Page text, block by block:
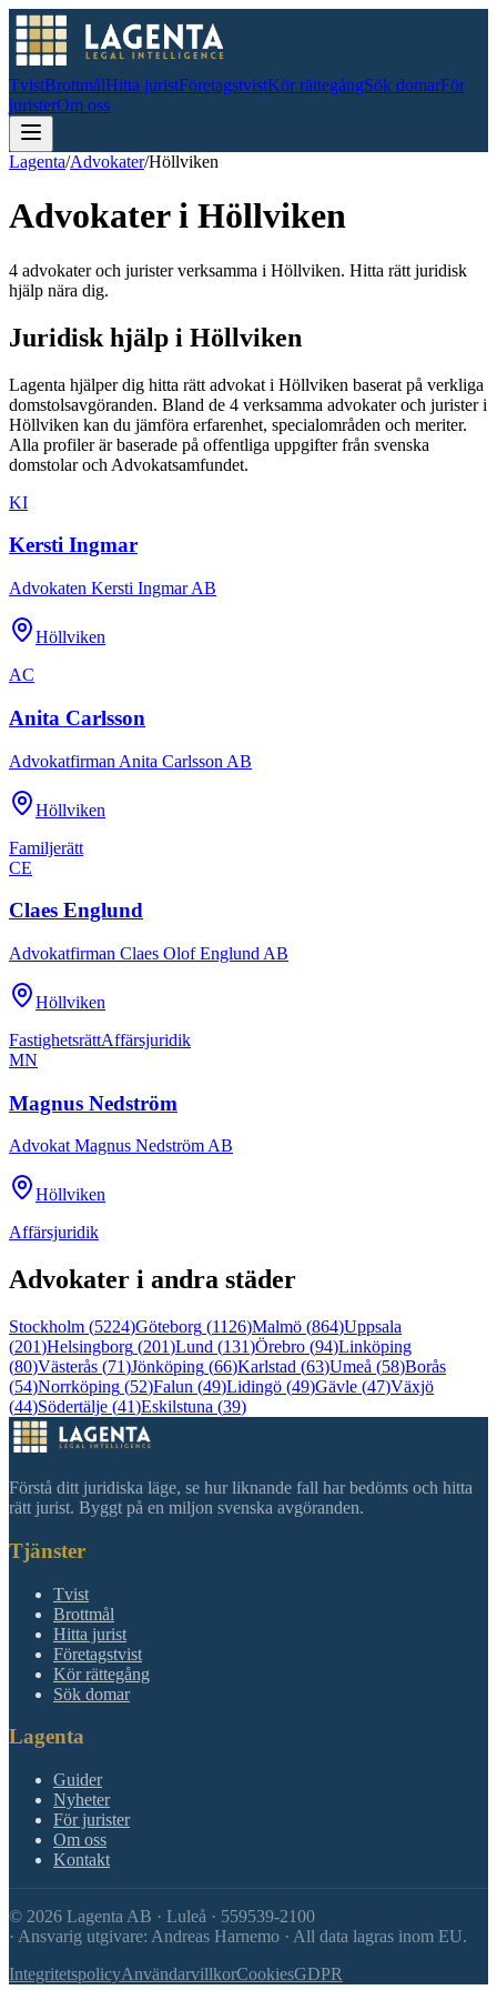
TvistBrottmålHitta juristFöretagstvistKör rättegångSök domarFör
juristerOm oss
Lagenta/Advokater/Höllviken
Advokater i Höllviken
4 advokater och jurister verksamma i Höllviken. Hitta rätt juridisk
hjälp nära dig.
Juridisk hjälp i Höllviken
Lagenta hjälper dig hitta rätt advokat i Höllviken baserat på verkliga
domstolsavgöranden. Bland de 4 verksamma advokater och jurister i
Höllviken kan du jämföra erfarenhet, specialområden och meriter.
Alla profiler är baserade på offentliga uppgifter från svenska
domstolar och Advokatsamfundet.
KI
Kersti Ingmar
Advokaten Kersti Ingmar AB
Höllviken
AC
Anita Carlsson
Advokatfirman Anita Carlsson AB
Höllviken
Familjerätt
CE
Claes Englund
Advokatfirman Claes Olof Englund AB
Höllviken
FastighetsrättAffärsjuridik
MN
Magnus Nedström
Advokat Magnus Nedström AB
Höllviken
Affärsjuridik
Advokater i andra städer
Stockholm (5224)Göteborg (1126)Malmö (864)Uppsala
(201)Helsingborg (201)Lund (131)Örebro (94)Linköping
(80)Västerås (71)Jönköping (66)Karlstad (63)Umeå (58)Borås
(54)Norrköping (52)Falun (49)Lidingö (49)Gävle (47)Växjö
(44)Södertälje (41)Eskilstuna (39)
Förstå ditt juridiska läge, se hur liknande fall har bedömts och hitta
rätt jurist. Byggt på en miljon svenska avgöranden.
Tjänster
Tvist
Brottmål
Hitta jurist
Företagstvist
Kör rättegång
Sök domar
Lagenta
Guider
Nyheter
För jurister
Om oss
Kontakt
© 2026 Lagenta AB · Luleå · 559539-2100
· Ansvarig utgivare: Andreas Harnemo · All data lagras inom EU.
IntegritetspolicyAnvändarvillkorCookiesGDPR